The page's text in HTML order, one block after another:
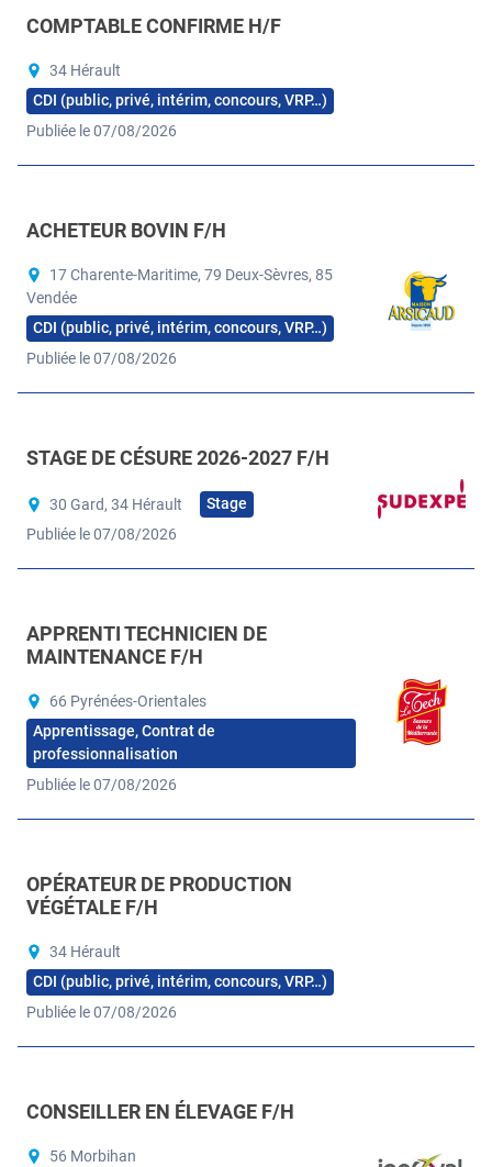
COMPTABLE CONFIRME H/F
34 Hérault
CDI (public, privé, intérim, concours, VRP…)
Publiée le 07/08/2026
ACHETEUR BOVIN F/H
17 Charente-Maritime, 79 Deux-Sèvres, 85
Vendée
CDI (public, privé, intérim, concours, VRP…)
Publiée le 07/08/2026
STAGE DE CÉSURE 2026-2027 F/H
30 Gard, 34 Hérault
Stage
Publiée le 07/08/2026
APPRENTI TECHNICIEN DE
MAINTENANCE F/H
66 Pyrénées-Orientales
Apprentissage, Contrat de
professionnalisation
Publiée le 07/08/2026
OPÉRATEUR DE PRODUCTION
VÉGÉTALE F/H
34 Hérault
CDI (public, privé, intérim, concours, VRP…)
Publiée le 07/08/2026
CONSEILLER EN ÉLEVAGE F/H
56 Morbihan